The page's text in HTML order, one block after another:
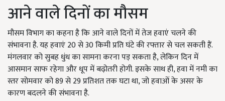
आने वाले दिनों का मौसम
मौसम विभाग का कहना है कि आने वाले दिनों में तेज हवाएं चलने की
संभावना है. यह हवाएं 20 से 30 किमी प्रति घंटे की रफ्तार से चल सकती हैं.
मंगलवार को सुबह धुंध का सामना करना पड़ सकता है, लेकिन दिन में
आसमान साफ रहेगा और धूप में बढ़ोतरी होगी. इसके साथ ही, हवा में नमी का
स्तर सोमवार को 89 से 29 प्रतिशत तक घटा था, जो हवाओं के असर के
कारण बदलने की संभावना है.